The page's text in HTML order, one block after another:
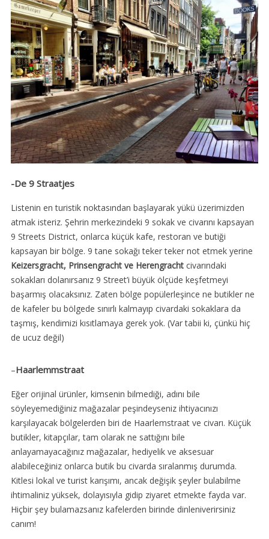
-De 9 Straatjes
Listenin en turistik noktasından başlayarak yükü üzerimizden
atmak isteriz. Şehrin merkezindeki 9 sokak ve civarını kapsayan
9 Streets District, onlarca küçük kafe, restoran ve butiği
kapsayan bir bölge. 9 tane sokağı teker teker not etmek yerine
Keizersgracht, Prinsengracht ve Herengrachtcivarındaki
sokakları dolanırsanız 9 Street’i büyük ölçüde keşfetmeyi
başarmış olacaksınız. Zaten bölge popülerleşince ne butikler ne
de kafeler bu bölgede sınırlı kalmayıp civardaki sokaklara da
taşmış, kendimizi kısıtlamaya gerek yok. (Var tabii ki, çünkü hiç
de ucuz değil)
–Haarlemmstraat
Eğer orijinal ürünler, kimsenin bilmediği, adını bile
söyleyemediğiniz mağazalar peşindeyseniz ihtiyacınızı
karşılayacak bölgelerden biri de Haarlemstraat ve civarı. Küçük
butikler, kitapçılar, tam olarak ne sattığını bile
anlayamayacağınız mağazalar, hediyelik ve aksesuar
alabileceğiniz onlarca butik bu civarda sıralanmış durumda.
Kitlesi lokal ve turist karışımı, ancak değişik şeyler bulabilme
ihtimaliniz yüksek, dolayısıyla gidip ziyaret etmekte fayda var.
Hiçbir şey bulamazsanız kafelerden birinde dinleniverirsiniz
canım!